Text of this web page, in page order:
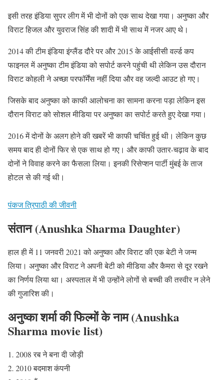
इसी तरह इंडिया सुपर लीग में भी दोनों को एक साथ देखा गया। अनुष्का और
विराट हिजल और युवराज सिंह की शादी में भी साथ में नजर आए थे।
2014 की टीम इंडिया इंग्लैंड दौरे पर और 2015 के आईसीसी वर्ल्ड कप
फाइनल में अनुष्का टीम इंडिया को सपोर्ट करने पहुंची थी लेकिन उस दौरान
विराट कोहली ने अच्छा परफॉर्मेंस नहीं दिया और वह जल्दी आउट हो गए।
जिसके बाद अनुष्का को काफी आलोचना का सामना करना पड़ा लेकिन इस
दौरान विराट को सोशल मीडिया पर अनुष्का का सपोर्ट करते हुए देखा गया।
2016 में दोनों के अलग होने की खबरें भी काफी चर्चित हुई थी। लेकिन कुछ
समय बाद ही दोनों फिर से एक साथ हो गए। और काफी उतार-चढ़ाव के बाद
दोनों ने विवाह करने का फैसला लिया। इनकी रिसेप्शन पार्टी मुंबई के ताज
होटल से की गई थी।
पंकज त्रिपाठी की जीवनी
संतान (Anushka Sharma Daughter)
हाल ही में 11 जनवरी 2021 को अनुष्का और विराट की एक बेटी ने जन्म
लिया। अनुष्का और विराट ने अपनी बेटी को मीडिया और कैमरा से दूर रखने
का निर्णय लिया था। अस्पताल में भी उन्होंने लोगों से बच्ची की तस्वीर न लेने
की गुजारिश की।
अनुष्का शर्मा की फिल्मों के नाम (Anushka
Sharma movie list)
2008 रब ने बना दी जोड़ी
2010 बदमाश कंपनी